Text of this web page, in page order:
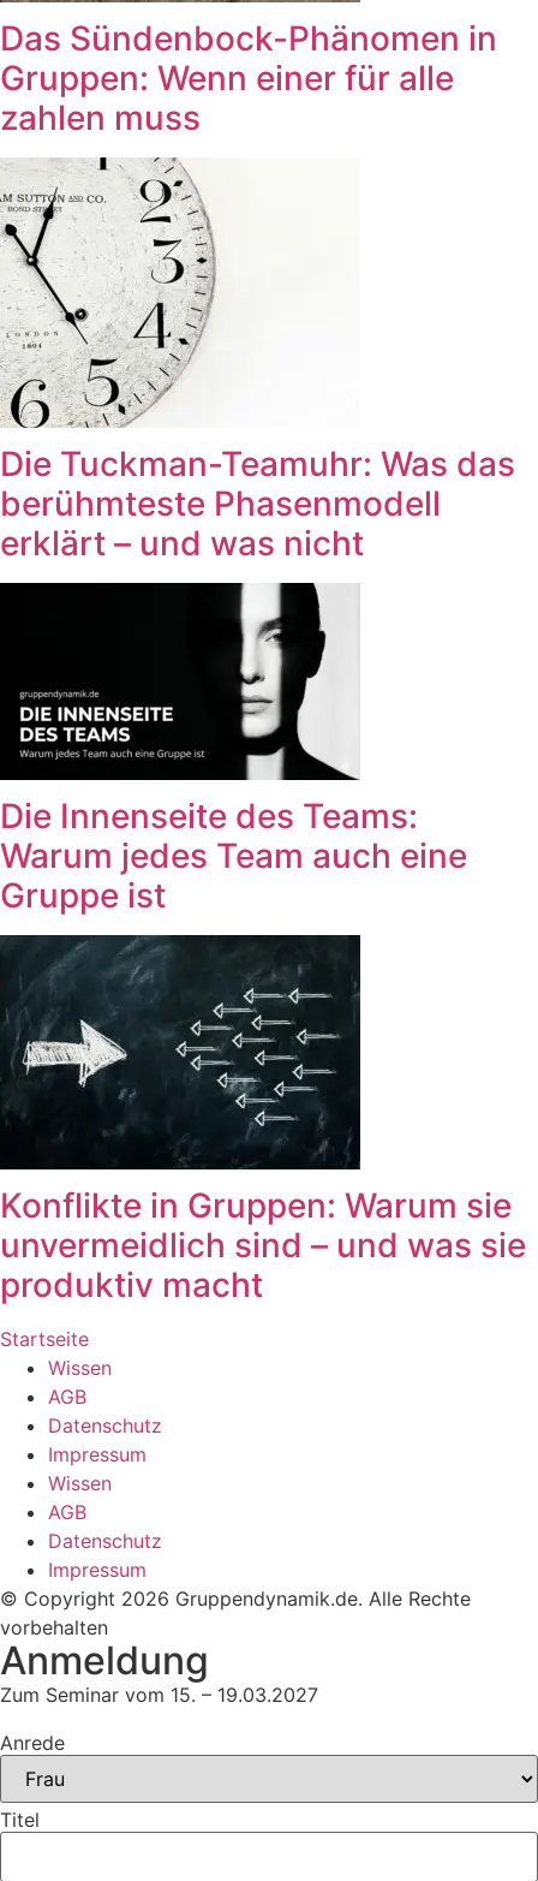
Das Sündenbock-Phänomen in
Gruppen: Wenn einer für alle
zahlen muss
Die Tuckman-Teamuhr: Was das
berühmteste Phasenmodell
erklärt – und was nicht
Die Innenseite des Teams:
Warum jedes Team auch eine
Gruppe ist
Konflikte in Gruppen: Warum sie
unvermeidlich sind – und was sie
produktiv macht
Startseite
Wissen
AGB
Datenschutz
Impressum
Wissen
AGB
Datenschutz
Impressum
© Copyright 2026 Gruppendynamik.de. Alle Rechte
vorbehalten
Anmeldung
Zum Seminar vom 15. – 19.03.2027
Anrede
Titel